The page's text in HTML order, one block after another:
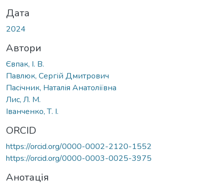
Дата
2024
Автори
Євпак, І. В.
Павлюк, Сергій Дмитрович
Пасічник, Наталія Анатоліївна
Лис, Л. М.
Іванченко, Т. І.
ORCID
https://orcid.org/0000-0002-2120-1552
https://orcid.org/0000-0003-0025-3975
Анотація